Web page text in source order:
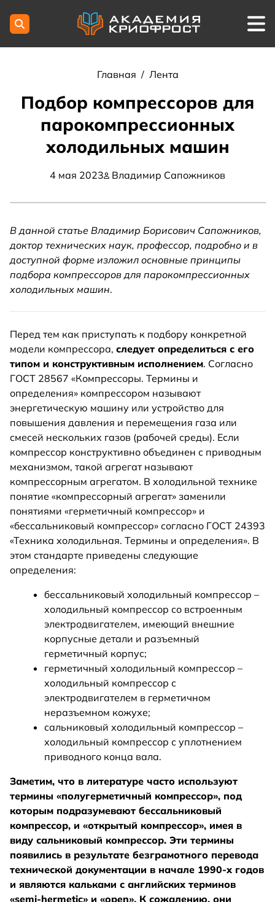
Главная / Лента
Подбор компрессоров для
парокомпрессионных
холодильных машин
4 мая 2023 Владимир Сапожников
В данной статье Владимир Борисович Сапожников,
доктор технических наук, профессор, подробно и в
доступной форме изложил основные принципы
подбора компрессоров для парокомпрессионных
холодильных машин.
Перед тем как приступать к подбору конкретной
модели компрессора, следует определиться с его
типом и конструктивным исполнением. Согласно
ГОСТ 28567 «Компрессоры. Термины и
определения» компрессором называют
энергетическую машину или устройство для
повышения давления и перемещения газа или
смесей нескольких газов (рабочей среды). Если
компрессор конструктивно объединен с приводным
механизмом, такой агрегат называют
компрессорным агрегатом. В холодильной технике
понятие «компрессорный агрегат» заменили
понятиями «герметичный компрессор» и
«бессальниковый компрессор» согласно ГОСТ 24393
«Техника холодильная. Термины и определения». В
этом стандарте приведены следующие
определения:
бессальниковый холодильный компрессор –
холодильный компрессор со встроенным
электродвигателем, имеющий внешние
корпусные детали и разъемный
герметичный корпус;
герметичный холодильный компрессор –
холодильный компрессор с
электродвигателем в герметичном
неразъемном кожухе;
сальниковый холодильный компрессор –
холодильный компрессор с уплотнением
приводного конца вала.
Заметим, что в литературе часто используют
термины «полугерметичный компрессор», под
которым подразумевают бессальниковый
компрессор, и «открытый компрессор», имея в
виду сальниковый компрессор. Эти термины
появились в результате безграмотного перевода
технической документации в начале 1990-х годов
и являются кальками с английских терминов
«semi-hermetic» и «open». К сожалению, они